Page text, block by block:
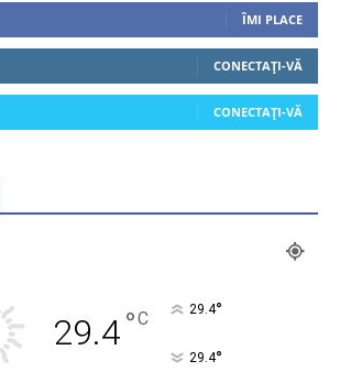
ÎMI PLACE
CONECTAȚI-VĂ
CONECTAȚI-VĂ
29.4°C 29.4°
29.4°